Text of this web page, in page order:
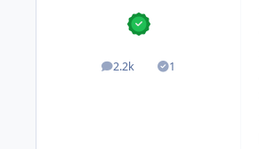
2.2k
posts 1
Soluções